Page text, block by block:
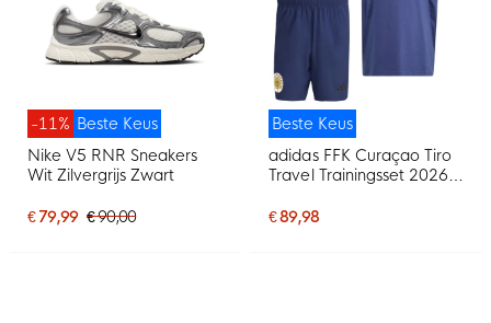
Beste Keus
-11%
Nike V5 RNR Sneakers
Wit Zilvergrijs Zwart
€ 79,99 € 90,00
Beste Keus
adidas FFK Curaçao Tiro
Travel Trainingsset 2026-
€ 89,98